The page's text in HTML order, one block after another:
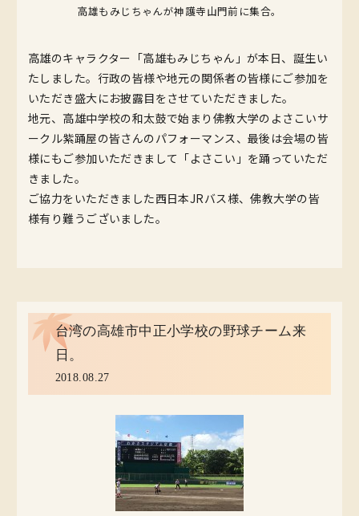
高雄もみじちゃんが神護寺山門前に集合。
高雄のキャラクター「高雄もみじちゃん」が本日、誕生い
たしました。行政の皆様や地元の関係者の皆様にご参加を
いただき盛大にお披露目をさせていただきました。
地元、高雄中学校の和太鼓で始まり佛教大学のよさこいサ
ークル紫踊屋の皆さんのパフォーマンス、最後は会場の皆
様にもご参加いただきまして「よさこい」を踊っていただ
きました。
ご協力をいただきました西日本JRバス様、佛教大学の皆
様有り難うございました。
台湾の高雄市中正小学校の野球チーム来
日。
2018.08.27